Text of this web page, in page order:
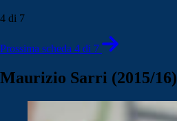
4 di 7
Prossima scheda 4 di 7
Maurizio Sarri (2015/16)